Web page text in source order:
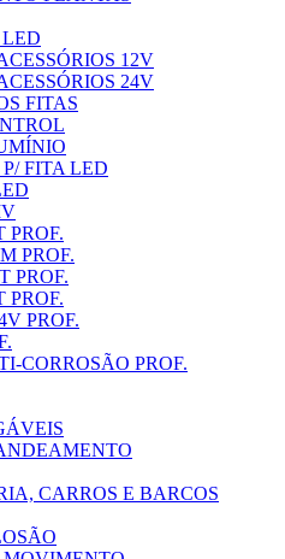
12V
24V
FITAS
FITA LED
PROF.
PROF.
PROF.
PROF.
PROF.
CORROSÃO PROF.
CARROS E BARCOS